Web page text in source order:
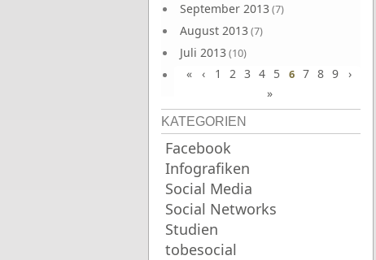
September 2013 (7)
August 2013 (7)
Juli 2013 (10)
Juni 2013(10)
« ‹ 1 2 3 4 5 6 7 8 9
›
»
KATEGORIEN
Facebook
Infografiken
Social Media
Social Networks
Studien
tobesocial